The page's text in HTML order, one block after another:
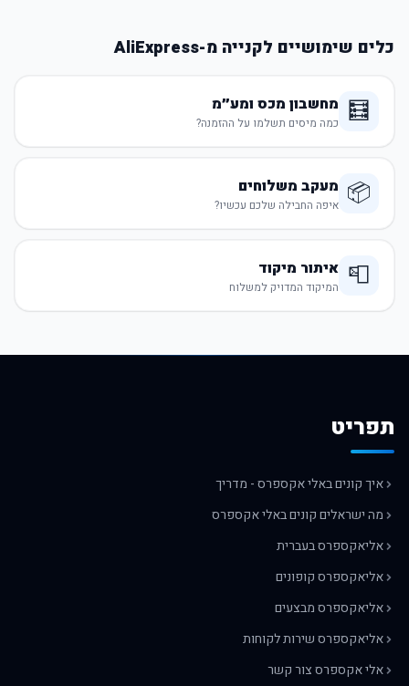
כלים שימושיים לקנייה מ-AliExpress
🧮 מחשבון מכס ומע״מ
כמה מיסים תשלמו על ההזמנה?
📦 מעקב משלוחים
איפה החבילה שלכם עכשיו?
📮 איתור מיקוד
המיקוד המדויק למשלוח
תפריט
איך קונים באלי אקספרס - מדריך
מה ישראלים קונים באלי אקספרס
אליאקספרס בעברית
אליאקספרס קופונים
אליאקספרס מבצעים
אליאקספרס שירות לקוחות
אלי אקספרס צור קשר